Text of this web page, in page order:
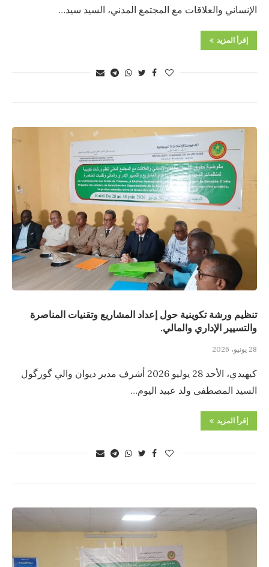
الإنساني والعلاقات مع المجتمع المدني، السيد سيد…
إقرأ المزيد
تنظيم ورشة تكوينية حول إعداد المشاريع وتقنيات المناصرة
والتسيير الإداري والمالي.
28 يونيو، 2026
كيهيدي، الأحد 28 يوليو 2026 أشرف مدير ديوان والي گورگول
السيد المصطفى ولد عبيد اليوم…
إقرأ المزيد